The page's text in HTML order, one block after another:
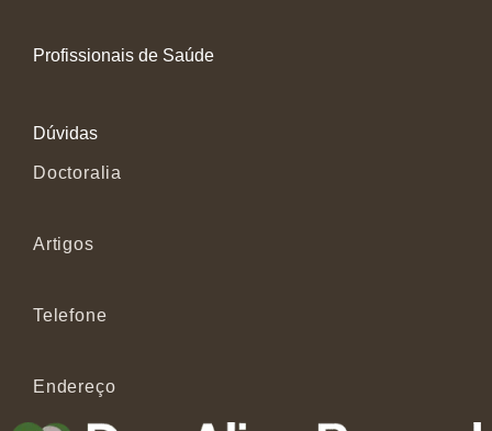
Profissionais de Saúde
Dúvidas
Doctoralia
Artigos
Telefone
Endereço